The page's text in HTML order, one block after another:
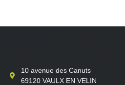
10 avenue des Canuts
69120 VAULX EN VELIN